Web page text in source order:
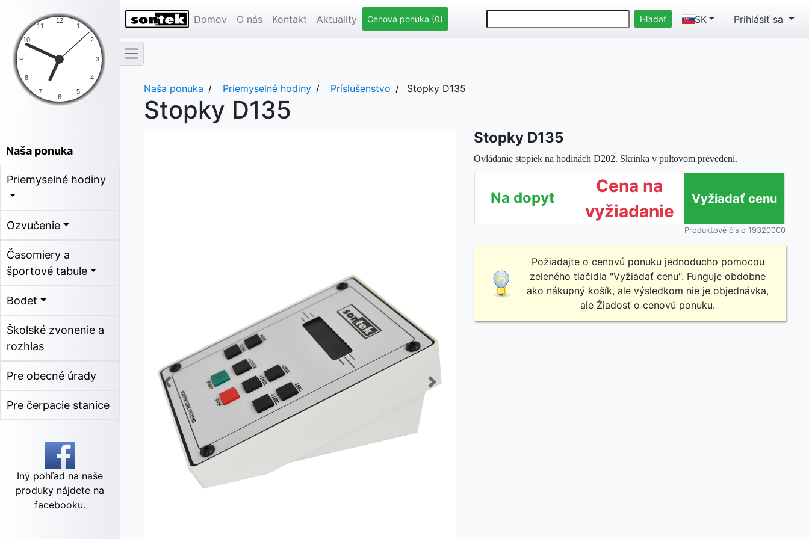
Naša ponuka
Priemyselné hodiny
Ozvučenie
Časomiery a
športové tabule
Bodet
Školské zvonenie a
rozhlas
Pre obecné úrady
Pre čerpacie stanice
Iný pohľad na naše
produky nájdete na
facebooku.
Domov O nás Kontakt Aktuality Cenová ponuka (0) SK Prihlásiť sa
Naša ponuka Priemyselné hodiny Príslušenstvo Stopky D135
Stopky D135
Stopky D135
Ovládanie stopiek na hodinách D202. Skrinka v pultovom prevedení.
Na dopyt
Cena na
vyžiadanie
Produktové číslo 19320000
Požiadajte o cenovú ponuku jednoducho pomocou
zeleného tlačidla "Vyžiadať cenu". Funguje obdobne
ako nákupný košík, ale výsledkom nie je objednávka,
ale Žiadosť o cenovú ponuku.